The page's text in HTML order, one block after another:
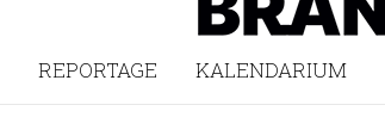
REPORTAGE KALENDARIUM